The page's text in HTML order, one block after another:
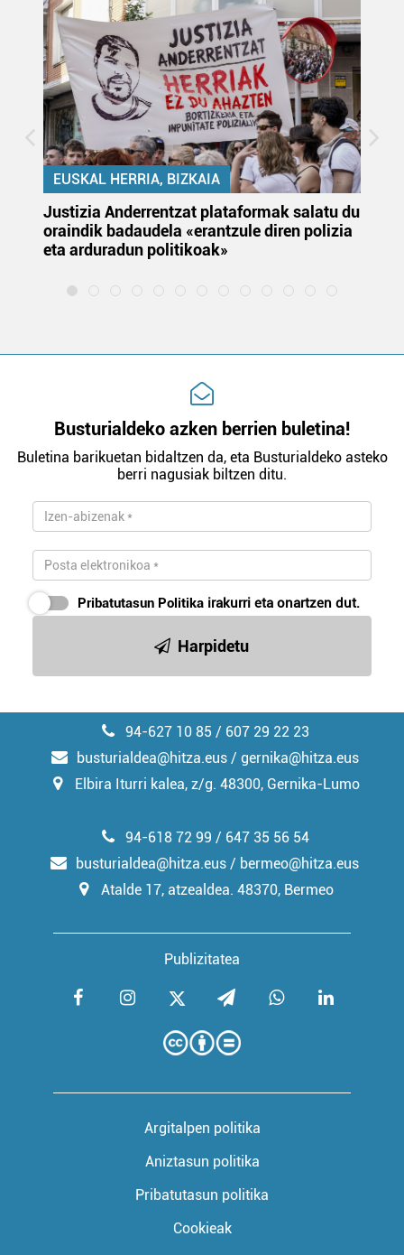
EUSKAL HERRIA, BIZKAIA
Justizia Anderrentzat plataformak salatu du
oraindik badaudela «erantzule diren polizia
eta arduradun politikoak»
Busturialdeko azken berrien buletina!
Buletina barikuetan bidaltzen da, eta Busturialdeko asteko
berri nagusiak biltzen ditu.
Pribatutasun Politika irakurri eta onartzen dut.
Harpidetu
94-627 10 85 / 607 29 22 23
busturialdea@hitza.eus / gernika@hitza.eus
Elbira Iturri kalea, z/g. 48300, Gernika-Lumo
Publizitatea
94-618 72 99 / 647 35 56 54
busturialdea@hitza.eus / bermeo@hitza.eus
Atalde 17, atzealdea. 48370, Bermeo
Argitalpen politika
Aniztasun politika
Pribatutasun politika
Cookieak